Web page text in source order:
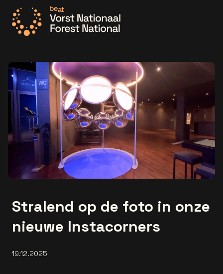
Stralend op de foto in onze
nieuwe Instacorners
19.12.2025